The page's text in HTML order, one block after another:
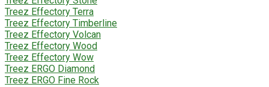
Treez Effectory Terra
Treez Effectory Timberline
Treez Effectory Volcan
Treez Effectory Wood
Treez Effectory Wow
Treez ERGO Diamond
Treez ERGO Fine Rock